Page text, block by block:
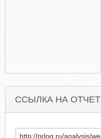
ССЫЛКА НА ОТЧЕТ